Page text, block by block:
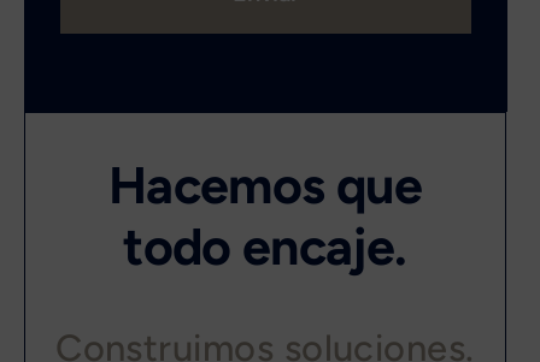
Hacemos que
todo encaje.
Construimos soluciones.